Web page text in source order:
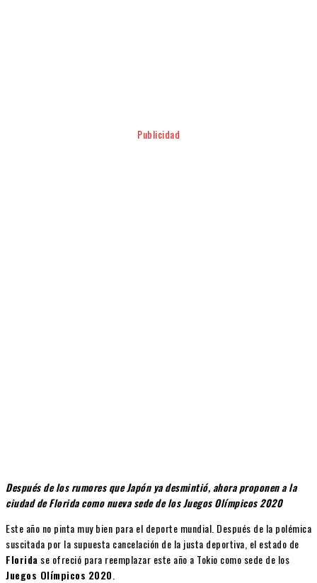
Publicidad
Después de los rumores que Japón ya desmintió, ahora proponen a la
ciudad de Florida como nueva sede de los Juegos Olímpicos 2020
Este año no pinta muy bien para el deporte mundial. Después de la polémica
suscitada por la supuesta cancelación de la justa deportiva, el estado de
Florida se ofreció para reemplazar este año a Tokio como sede de los
Juegos Olímpicos 2020